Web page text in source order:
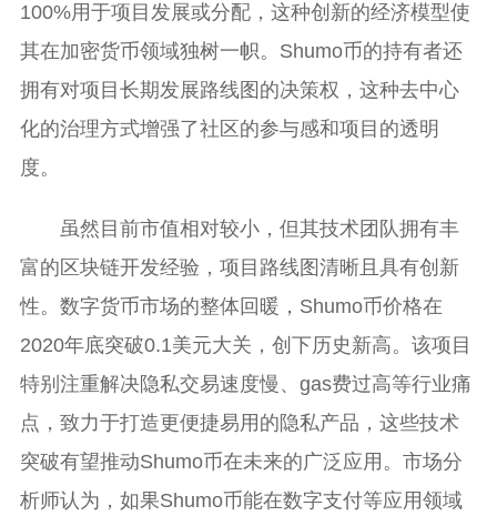
100%用于项目发展或分配，这种创新的经济模型使
其在加密货币领域独树一帜。Shumo币的持有者还
拥有对项目长期发展路线图的决策权，这种去中心
化的治理方式增强了社区的参与感和项目的透明
度。
虽然目前市值相对较小，但其技术团队拥有丰
富的区块链开发经验，项目路线图清晰且具有创新
性。数字货币市场的整体回暖，Shumo币价格在
2020年底突破0.1美元大关，创下历史新高。该项目
特别注重解决隐私交易速度慢、gas费过高等行业痛
点，致力于打造更便捷易用的隐私产品，这些技术
突破有望推动Shumo币在未来的广泛应用。市场分
析师认为，如果Shumo币能在数字支付等应用领域